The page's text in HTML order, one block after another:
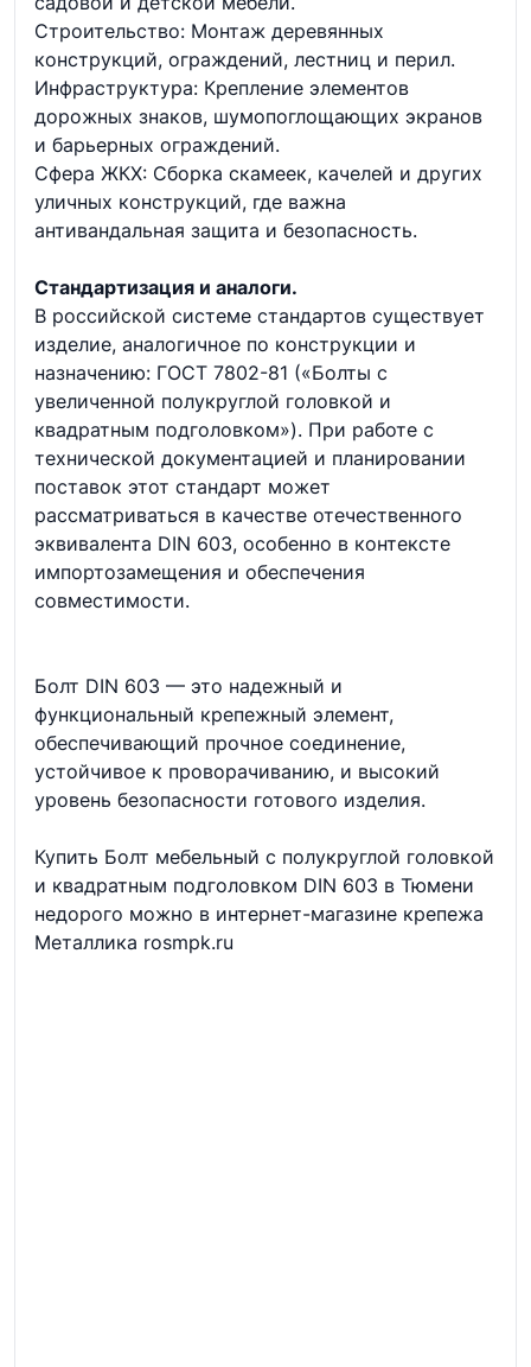
Строительство: Монтаж деревянных
конструкций, ограждений, лестниц и перил.
Инфраструктура: Крепление элементов
дорожных знаков, шумопоглощающих экранов
и барьерных ограждений.
Сфера ЖКХ: Сборка скамеек, качелей и других
уличных конструкций, где важна
антивандальная защита и безопасность.
Стандартизация и аналоги.
В российской системе стандартов существует
изделие, аналогичное по конструкции и
назначению: ГОСТ 7802-81 («Болты с
увеличенной полукруглой головкой и
квадратным подголовком»). При работе с
технической документацией и планировании
поставок этот стандарт может
рассматриваться в качестве отечественного
эквивалента DIN 603, особенно в контексте
импортозамещения и обеспечения
совместимости.
Болт DIN 603 — это надежный и
функциональный крепежный элемент,
обеспечивающий прочное соединение,
устойчивое к проворачиванию, и высокий
уровень безопасности готового изделия.
Купить Болт мебельный с полукруглой головкой
и квадратным подголовком DIN 603 в Тюмени
недорого можно в интернет-магазине крепежа
Металлика rosmpk.ru